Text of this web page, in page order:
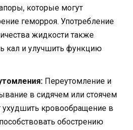
которые могут
геморроя. Употребление
жидкости также
кал и улучшить функцию
Переутомление и
в сидячем или стоячем
ухудшить кровообращение в
обострению